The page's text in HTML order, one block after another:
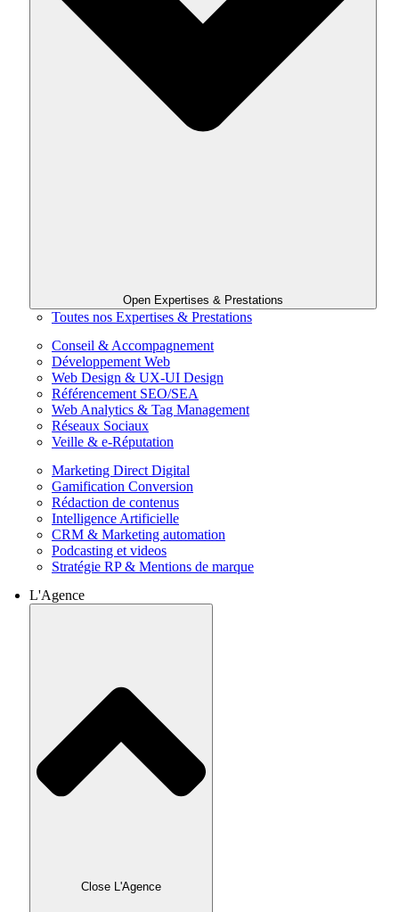
Open Expertises & Prestations
Toutes nos Expertises & Prestations
Conseil & Accompagnement
Développement Web
Web Design & UX-UI Design
Référencement SEO/SEA
Web Analytics & Tag Management
Réseaux Sociaux
Veille & e-Réputation
Marketing Direct Digital
Gamification Conversion
Rédaction de contenus
Intelligence Artificielle
CRM & Marketing automation
Podcasting et videos
Stratégie RP & Mentions de marque
L'Agence
Close L'Agence